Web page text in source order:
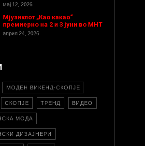
мај 12, 2026
Мјузиклот „Као какао“
премиерно на 2 и 3 јуни во МНТ
април 24, 2026
МОДЕН ВИКЕНД-СКОПЈЕ
СКОПЈЕ ТРЕНД ВИДЕО
МОДА
ДИЗАЈНЕРИ